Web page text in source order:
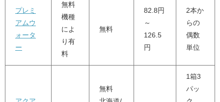
プレミ
アムウ
ォータ
ー
無料
機種
によ
り有
料
無料
82.8円
～
126.5
円
2本か
らの
偶数
単位
無料
1箱3
パッ